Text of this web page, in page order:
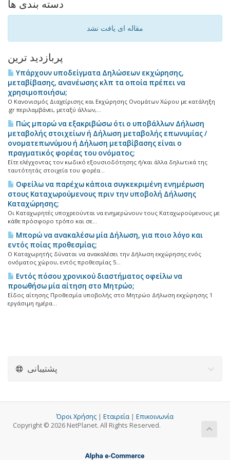
دسته بندی ها
مقاله ای یافت نشد
پربازدید ترین
Υπάρχουν υποδείγματα Δηλώσεων εκχώρησης,
μεταβίβασης, ανανέωσης κλπ τα οποία πρέπει να
χρησιμοποιήσω;
Ο Κανονισμός Διαχείρισης και Εκχώρησης Ονομάτων Χώρου με κατάληξη
.gr περιλαμβάνει, μεταξύ άλλων,...
Πώς μπορώ να εξακριβώσω ότι ο υποβάλλων Δήλωση
μεταβολής στοιχείων ή Δήλωση μεταβολής επωνυμίας /
ονοματεπωνύμου ή Δήλωση μεταβίβασης είναι ο
πραγματικός φορέας του ονόματος;
Είτε ελέγχοντας τον κωδικό εξουσιοδότησης ή/και άλλα δηλωτικά της
ταυτότητάς στοιχεία του φορέα...
Οφείλω να παρέχω κάποια συγκεκριμένη ενημέρωση
στους Καταχωρούμενους πριν την υποβολή Δήλωσης
Καταχώρησης;
Οι Καταχωρητές υποχρεούνται να ενημερώνουν τους Καταχωρούμενους με
κάθε πρόσφορο τρόπο και σε...
Μπορώ να ανακαλέσω μία Δήλωση, για ποιο λόγο και
εντός ποίας προθεσμίας;
Ο Καταχωρητής δύναται να ανακαλέσει την Δήλωση εκχώρησης ενός
ονόματος χώρου, εντός προθεσμίας 5...
Εντός πόσου χρονικού διαστήματος οφείλω να
προωθήσω μία αίτηση στο Μητρώο;
Είδος αίτησης Προθεσμία υποβολής στο Μητρώο Δήλωση εκχώρησης 1
εργάσιμη ημέρα...
پشتیبانی
Όροι Χρήσης | Εταιρεία | Επικοινωνία
Copyright © 2026 NetPlanet. All Rights Reserved.